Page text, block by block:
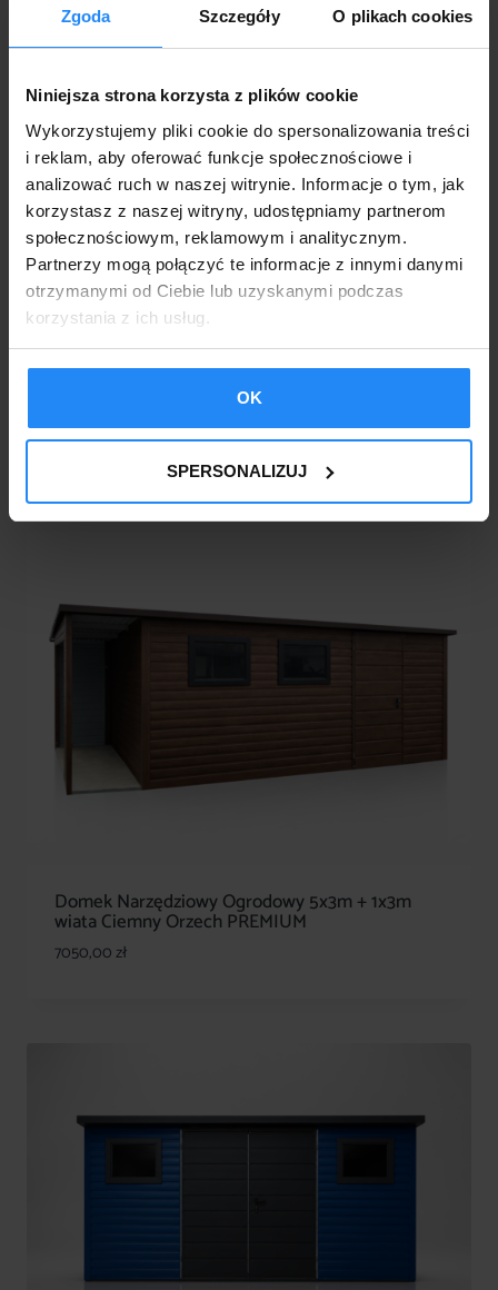
Zgoda Szczegóły O plikach cookies
Niniejsza strona korzysta z plików cookie
Wykorzystujemy pliki cookie do spersonalizowania treści
i reklam, aby oferować funkcje społecznościowe i
analizować ruch w naszej witrynie. Informacje o tym, jak
korzystasz z naszej witryny, udostępniamy partnerom
społecznościowym, reklamowym i analitycznym.
Partnerzy mogą połączyć te informacje z innymi danymi
otrzymanymi od Ciebie lub uzyskanymi podczas
korzystania z ich usług.
OK
SPERSONALIZUJ
Domek narzędziowy ogrodowy 4×4 m z wiatą
panelową 1 m Złoty Dąb + Ciemny Grafit
7150,00zł
Domek Narzędziowy Ogrodowy 5x3m + 1x3m
wiata Ciemny Orzech PREMIUM
7050,00zł